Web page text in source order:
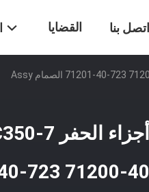
القضايا اتصل بنا
40-71200 723-40-71201 الصمام Assy